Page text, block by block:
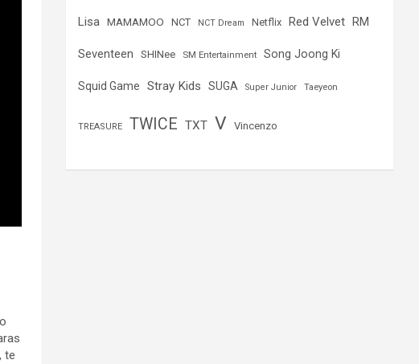
te
Lisa MAMAMOO NCT NCT Dream Netflix Red Velvet RM
Seventeen SHINee SM Entertainment Song Joong Ki
Squid Game Stray Kids SUGA Super Junior Taeyeon
TREASURE TWICE TXT V Vincenzo